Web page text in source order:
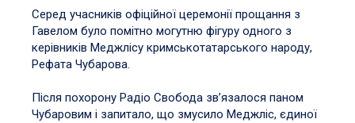
Серед учасників офіційної церемонії прощання з
Гавелом було помітно могутню фігуру одного з
керівників Меджлісу кримськотатарського народу,
Рефата Чубарова.
Після похорону Радіо Свобода зв’язалося паном
Чубаровим і запитало, що змусило Меджліс, єдиної